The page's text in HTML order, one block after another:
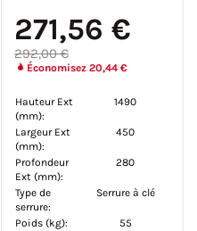
271,56 €
292,00 €
Économisez 20,44 €
Hauteur Ext
(mm):
1490
Largeur Ext
(mm):
450
Profondeur
Ext (mm):
280
Type de
serrure:
Serrure à clé
Poids (kg):
55